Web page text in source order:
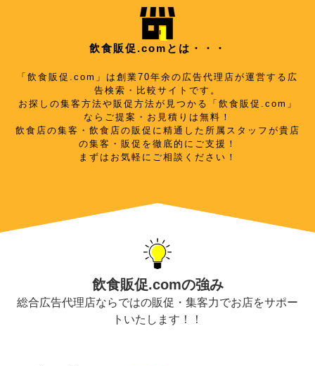
飲食販促.comとは・・・
「飲食販促.com」は創業70年余の広告代理店が運営する広
告検索・比較サイトです。
お探しの集客方法や販促方法が見つかる「飲食販促.com」
ならご提案・お見積りは無料！
飲食店の集客・飲食店の販促に精通した所属スタッフが貴店
の集客・販促を徹底的にご支援！
まずはお気軽にご相談ください！
飲食販促.comの強み
総合広告代理店ならではの販促・集客力でお店をサポー
トいたします！！